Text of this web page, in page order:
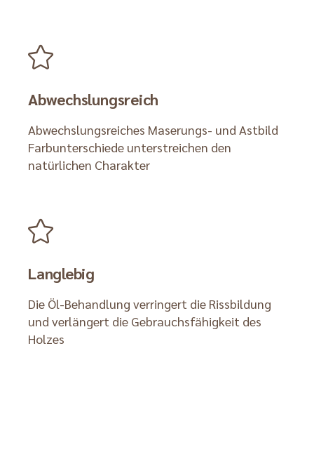
Abwechslungsreich
Abwechslungsreiches Maserungs- und Astbild
Farbunterschiede unterstreichen den
natürlichen Charakter
Langlebig
Die Öl-Behandlung verringert die Rissbildung
und verlängert die Gebrauchsfähigkeit des
Holzes